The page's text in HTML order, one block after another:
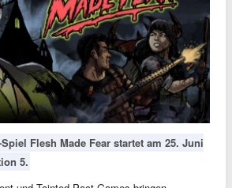
Flesh Made Fear startet am 25. Juni
5.